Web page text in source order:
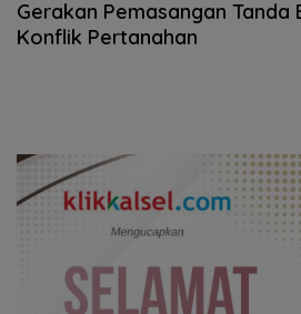
Gerakan Pemasangan Tanda
Konflik Pertanahan